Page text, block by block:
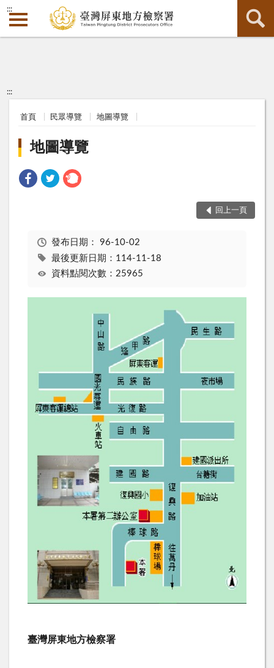
:::
:::
首頁 民眾導覽 地圖導覽
地圖導覽
回上一頁
發布日期： 96-10-02
最後更新日期：114-11-18
資料點閱次數：25965
臺灣屏東地方檢察署